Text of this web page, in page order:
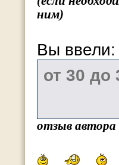
ним)
Вы
отзыв